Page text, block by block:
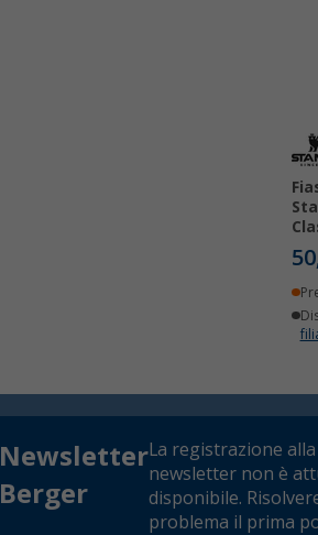
Newsletter
Berger
La registrazione alla
newsletter non è
disponibile.
problema il prima